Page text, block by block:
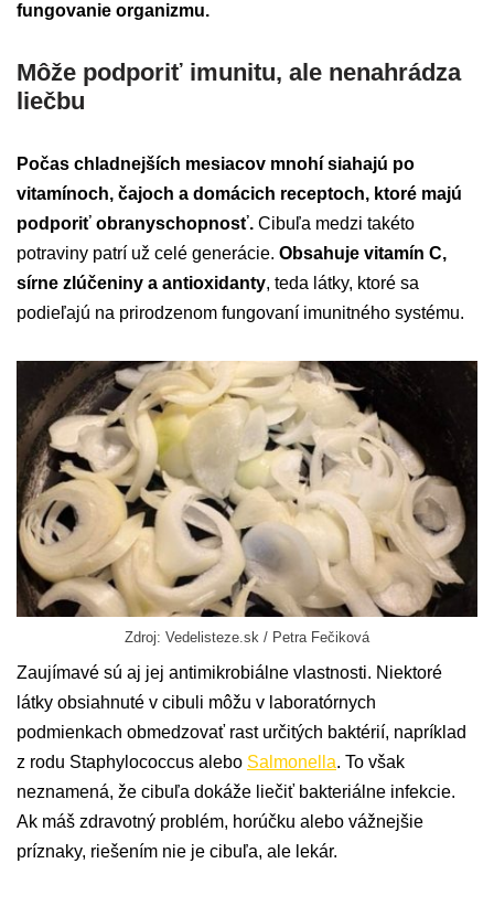
fungovanie organizmu.
Môže podporiť imunitu, ale nenahrádza
liečbu
Počas chladnejších mesiacov mnohí siahajú po
vitamínoch, čajoch a domácich receptoch, ktoré majú
podporiť obranyschopnosť. Cibuľa medzi takéto
potraviny patrí už celé generácie. Obsahuje vitamín C,
sírne zlúčeniny a antioxidanty, teda látky, ktoré sa
podieľajú na prirodzenom fungovaní imunitného systému.
Zdroj: Vedelisteze.sk / Petra Fečiková
Zaujímavé sú aj jej antimikrobiálne vlastnosti. Niektoré
látky obsiahnuté v cibuli môžu v laboratórnych
podmienkach obmedzovať rast určitých baktérií, napríklad
z rodu Staphylococcus alebo Salmonella. To však
neznamená, že cibuľa dokáže liečiť bakteriálne infekcie.
Ak máš zdravotný problém, horúčku alebo vážnejšie
príznaky, riešením nie je cibuľa, ale lekár.